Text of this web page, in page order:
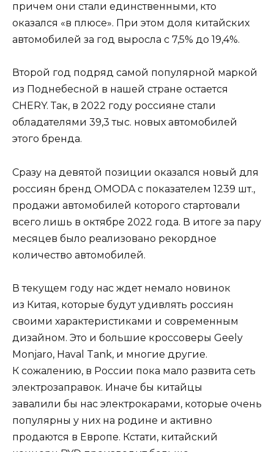
причем они стали единственными, кто
оказался «в плюсе». При этом доля китайских
автомобилей за год выросла с 7,5% до 19,4%.
Второй год подряд самой популярной маркой
из Поднебесной в нашей стране остается
CHERY. Так, в 2022 году россияне стали
обладателями 39,3 тыс. новых автомобилей
этого бренда.
Сразу на девятой позиции оказался новый для
россиян бренд OMODA с показателем 1239 шт.,
продажи автомобилей которого стартовали
всего лишь в октябре 2022 года. В итоге за пару
месяцев было реализовано рекордное
количество автомобилей.
В текущем году нас ждет немало новинок
из Китая, которые будут удивлять россиян
своими характеристиками и современным
дизайном. Это и большие кроссоверы Geely
Monjaro, Haval Tank, и многие другие.
К сожалению, в России пока мало развита сеть
электрозаправок. Иначе бы китайцы
завалили бы нас электрокарами, которые очень
популярны у них на родине и активно
продаются в Европе. Кстати, китайский